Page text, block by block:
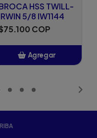
HSS TWILL-
5/8 IW1144
COP
Agregar